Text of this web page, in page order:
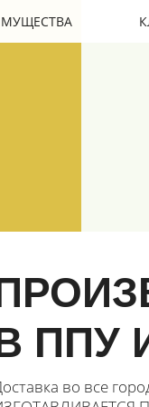
ППУ
во все